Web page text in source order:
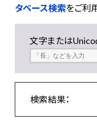
タベース検索をご利
文字または
検索結果：